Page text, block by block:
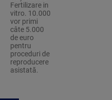
Fertilizare in
vitro. 10.000
vor primi
câte 5.000
de euro
pentru
proceduri de
reproducere
asistată.